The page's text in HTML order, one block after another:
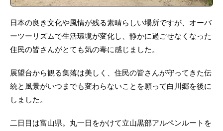
日本の良き文化や風情が残る素晴らしい場所ですが、オーバ
ーツーリズムで生活環境が変化し、静かに過ごせなくなった
住民の皆さんがとても気の毒に感じました。
展望台から観る集落は美しく、住民の皆さんが守ってきた伝
統と風景がいつまでも変わらないことを願って白川郷を後に
しました。
二日目は富山県。丸一日をかけて立山黒部アルペンルートを